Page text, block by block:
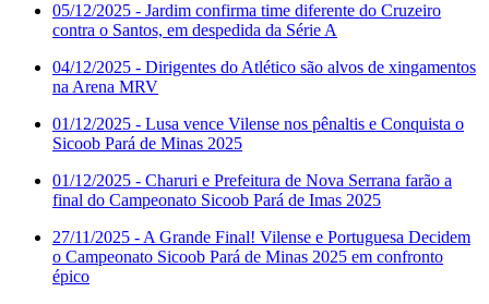
05/12/2025 - Jardim confirma time diferente do Cruzeiro
contra o Santos, em despedida da Série A
04/12/2025 - Dirigentes do Atlético são alvos de xingamentos
na Arena MRV
01/12/2025 - Lusa vence Vilense nos pênaltis e Conquista o
Sicoob Pará de Minas 2025
01/12/2025 - Charuri e Prefeitura de Nova Serrana farão a
final do Campeonato Sicoob Pará de Imas 2025
27/11/2025 - A Grande Final! Vilense e Portuguesa Decidem
o Campeonato Sicoob Pará de Minas 2025 em confronto
épico